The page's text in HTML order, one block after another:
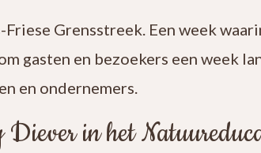
Grensstreek. Een week
gasten en bezoekers een week
en ondernemers.
Diever in het